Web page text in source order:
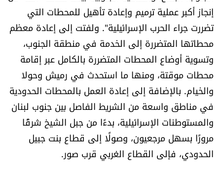
شروط الاستخدام
شروط الإشتراك
Digital solutions by
إنجاز أكبر عملية ترميم وإعادة تأهيل للمحطات التي
تضررت جراء الحرب الإسرائيلية". ولفتت إلى إعادة معظم
محطاتها المتضررة إلى الخدمة في منطقة الجنوب،
وتسوية أوضاع المحطات المتضررة بالكامل عبر إقامة
محطات موقتة، ومنها ما استحدث في رميش وحولا
والخيام. بالإضافة إلى إعادة العمل بالمحطات الحدودية
في مناطق واسعة من الشريط الفاصل بين جنوب لبنان
والمستوطنات الإسرائيلية، بدءًا من جبل الشيخ شرقًا
مرورًا بسهل مرجعيون، وصولًا إلى قطاع بنت جبيل
الحدودي، فإلى القطاع الغربي قرب صور.